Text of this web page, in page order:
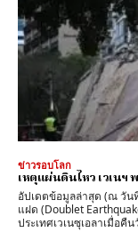
ข่าวรอบโลก
เหตุแผ่นดินไหว เวเนฯ
อัปเดตข้อมูลล่าสุด (ณ วัน
แฝด (Doublet
ประเทศเวเนซุเอลาเมื่อ